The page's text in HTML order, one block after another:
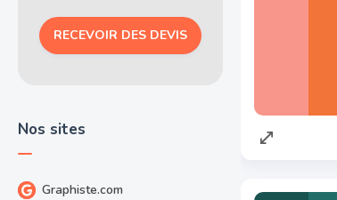
RECEVOIR DES DEVIS
Nos sites
Graphiste.com